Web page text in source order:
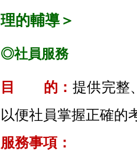
理的輔導＞
◎社員服務
目 的： 提供完整
以便社員掌握正確的
服務事項：